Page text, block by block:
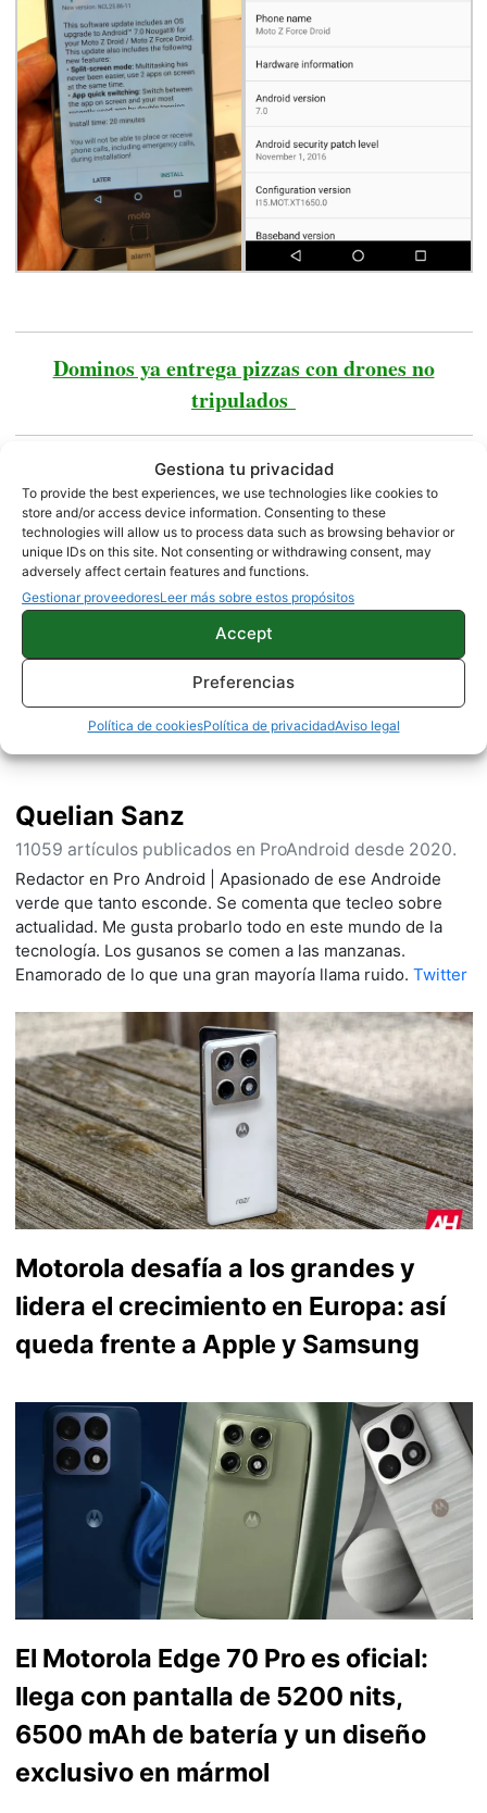
Gestiona tu privacidad
To provide the best experiences, we use technologies like cookies to
store and/or access device information. Consenting to these
technologies will allow us to process data such as browsing behavior or
unique IDs on this site. Not consenting or withdrawing consent, may
adversely affect certain features and functions.
Gestionar proveedoresLeer más sobre estos propósitos
Accept
Preferencias
Política de cookiesPolítica de privacidadAviso legal
Dominos ya entrega pizzas con drones no
tripulados
MOTOROLA NOTICIAS
Sobre este autor
Quelian Sanz
11059 artículos publicados en ProAndroid desde 2020.
Redactor en Pro Android | Apasionado de ese Androide
verde que tanto esconde. Se comenta que tecleo sobre
actualidad. Me gusta probarlo todo en este mundo de la
tecnología. Los gusanos se comen a las manzanas.
Enamorado de lo que una gran mayoría llama ruido. Twitter
Motorola desafía a los grandes y
lidera el crecimiento en Europa: así
queda frente a Apple y Samsung
El Motorola Edge 70 Pro es oficial:
llega con pantalla de 5200 nits,
6500 mAh de batería y un diseño
exclusivo en mármol